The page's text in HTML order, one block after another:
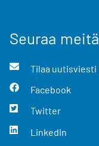
Seuraa meitä
Tilaa uutisviesti
Facebook
Twitter
LinkedIn